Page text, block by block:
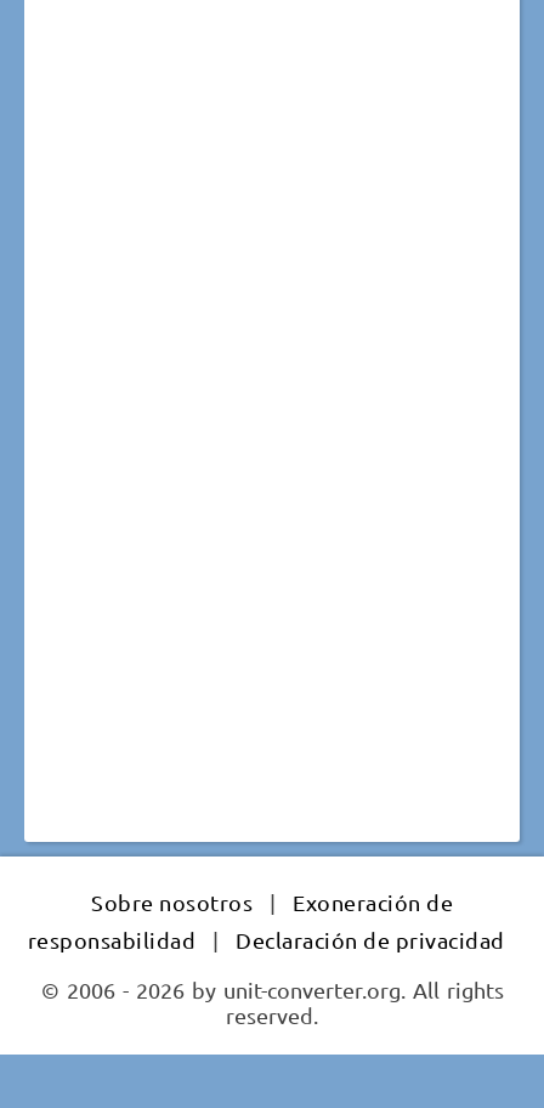
Sobre nosotros |
Exoneración de
responsabilidad
|
Declaración de privacidad
© 2006 - 2026 by unit-converter.org. All rights
reserved.